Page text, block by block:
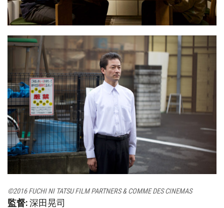
©2016 FUCHI NI TATSU FILM PARTNERS & COMME DES CINEMAS
監督:深田晃司